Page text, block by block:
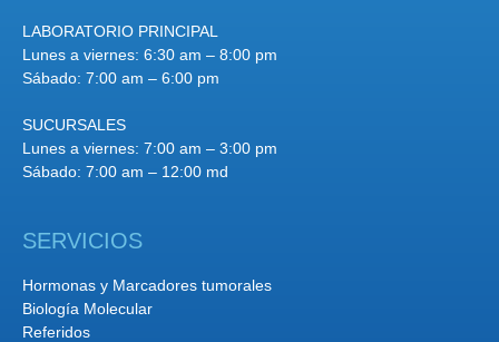
LABORATORIO PRINCIPAL
Lunes a viernes: 6:30 am – 8:00 pm
Sábado: 7:00 am – 6:00 pm
SUCURSALES
Lunes a viernes: 7:00 am – 3:00 pm
Sábado: 7:00 am – 12:00 md
SERVICIOS
Hormonas y Marcadores tumorales
Biología Molecular
Referidos